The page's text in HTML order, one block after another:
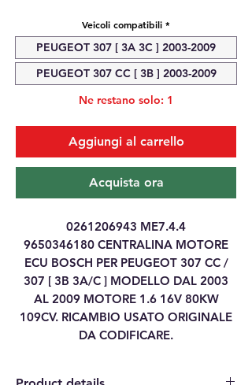
Veicoli compatibili *
PEUGEOT 307 [ 3A 3C ] 2003-2009
PEUGEOT 307 CC [ 3B ] 2003-2009
Ne restano solo: 1
Aggiungi al carrello
Acquista ora
0261206943 ME7.4.4
9650346180 CENTRALINA MOTORE
ECU BOSCH PER PEUGEOT 307 CC /
307 [ 3B 3A/C ] MODELLO DAL 2003
AL 2009 MOTORE 1.6 16V 80KW
109CV. RICAMBIO USATO ORIGINALE
DA CODIFICARE.